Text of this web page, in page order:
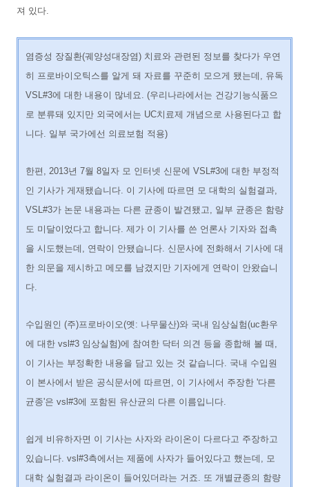
져 있다.
염증성 장질환(궤양성대장염) 치료와 관련된 정보를 찾다가 우연
히 프로바이오틱스를 알게 돼 자료를 꾸준히 모으게 됐는데, 유독
VSL#3에 대한 내용이 많네요. (우리나라에서는 건강기능식품으
로 분류돼 있지만 외국에서는 UC치료제 개념으로 사용된다고 합
니다. 일부 국가에선 의료보험 적용)
한편, 2013년 7월 8일자 모 인터넷 신문에 VSL#3에 대한 부정적
인 기사가 게재됐습니다. 이 기사에 따르면 모 대학의 실험결과,
VSL#3가 논문 내용과는 다른 균종이 발견됐고, 일부 균종은 함량
도 미달이었다고 합니다. 제가 이 기사를 쓴 언론사 기자와 접촉
을 시도했는데, 연락이 안됐습니다. 신문사에 전화해서 기사에 대
한 의문을 제시하고 메모를 남겼지만 기자에게 연락이 안왔습니
다.
수입원인 (주)프로바이오(옛: 나무물산)와 국내 임상실험(uc환우
에 대한 vsl#3 임상실험)에 참여한 닥터 의견 등을 종합해 볼 때,
이 기사는 부정확한 내용을 담고 있는 것 같습니다. 국내 수입원
이 본사에서 받은 공식문서에 따르면, 이 기사에서 주장한 '다른
균종'은 vsl#3에 포함된 유산균의 다른 이름입니다.
쉽게 비유하자면 이 기사는 사자와 라이온이 다르다고 주장하고
있습니다. vsl#3측에서는 제품에 사자가 들어있다고 했는데, 모
대학 실험결과 라이온이 들어있더라는 거죠. 또 개별균종의 함량